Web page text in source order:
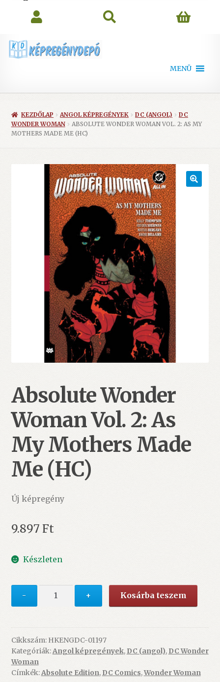
MENÜ
KEZDŐLAP ANGOL KÉPREGÉNYEK DC (ANGOL)
DC
WONDER WOMAN
ABSOLUTE WONDER WOMAN VOL. 2: AS MY
MOTHERS MADE ME (HC)
Absolute Wonder
Woman Vol. 2: As
My Mothers Made
Me (HC)
Új képregény
9.897 Ft
Készleten
-
Absolute
Vol.
2:
As
My
Mothers
+ Kosárba teszem
Cikkszám: HKENGDC-01197
Kategóriák:Angol képregények, DC (angol), DC Wonder
Woman
Címkék:Absolute Edition, DC Comics,Wonder Woman